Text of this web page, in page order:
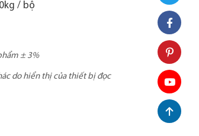
/ bộ
± 3%
do hiển thị của thiết bị đọc